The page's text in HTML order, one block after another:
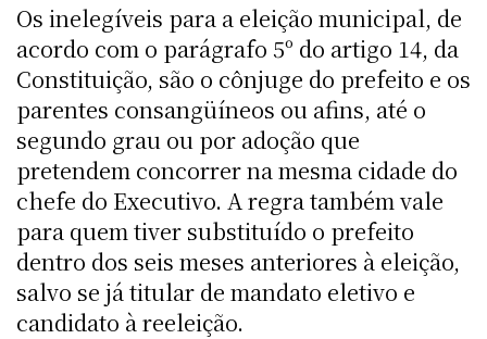
Os inelegíveis para a eleição municipal, de
acordo com o parágrafo 5º do artigo 14, da
Constituição, são o cônjuge do prefeito e os
parentes consangüíneos ou afins, até o
segundo grau ou por adoção que
pretendem concorrer na mesma cidade do
chefe do Executivo. A regra também vale
para quem tiver substituído o prefeito
dentro dos seis meses anteriores à eleição,
salvo se já titular de mandato eletivo e
candidato à reeleição.